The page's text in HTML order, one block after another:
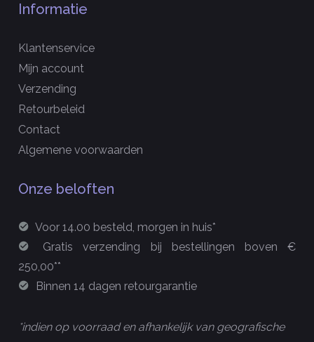
Informatie
Klantenservice
Mijn account
Verzending
Retourbeleid
Contact
Algemene voorwaarden
Onze beloften
Voor 14.00 besteld, morgen in huis*
Gratis verzending bij bestellingen boven €
250,00**
Binnen 14 dagen retourgarantie
*indien op voorraad en afhankelijk van geografische